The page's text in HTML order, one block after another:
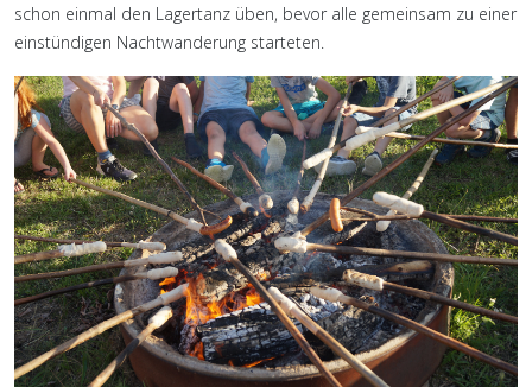
schon einmal den Lagertanz üben, bevor alle gemeinsam zu einer
einstündigen Nachtwanderung starteten.